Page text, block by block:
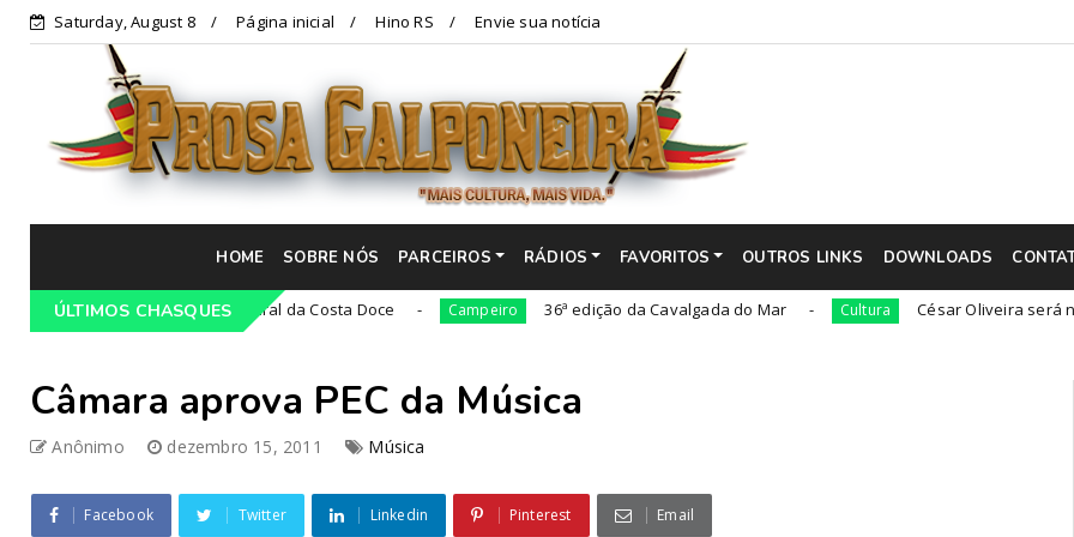
Saturday, August 8 Página inicial Hino RS Envie sua notícia
HOME SOBRE NÓS PARCEIROS RÁDIOS FAVORITOS OUTROS LINKS DOWNLOADS
ÚLTIMOS CHASQUES
21ª Cavalgada Cultural da Costa Doce Campeiro 36ª edição da Cavalgada do Mar Cultura César Oliveira será nomeado
Câmara aprova PEC da Música
Anônimo dezembro 15, 2011 Música
Facebook Twitter Linkedin Pinterest Email